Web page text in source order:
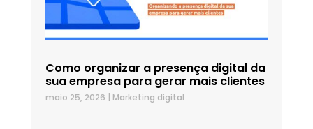
Como organizar a presença digital da
sua empresa para gerar mais clientes
maio 25, 2026 | Marketing digital